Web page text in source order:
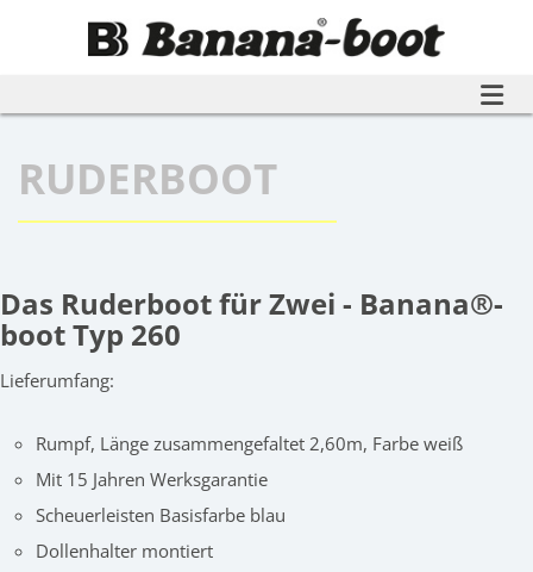
RUDERBOOT
Das Ruderboot für Zwei - Banana®-
boot Typ 260
Lieferumfang:
Rumpf, Länge zusammengefaltet 2,60m, Farbe weiß
Mit 15 Jahren Werksgarantie
Scheuerleisten Basisfarbe blau
Dollenhalter montiert